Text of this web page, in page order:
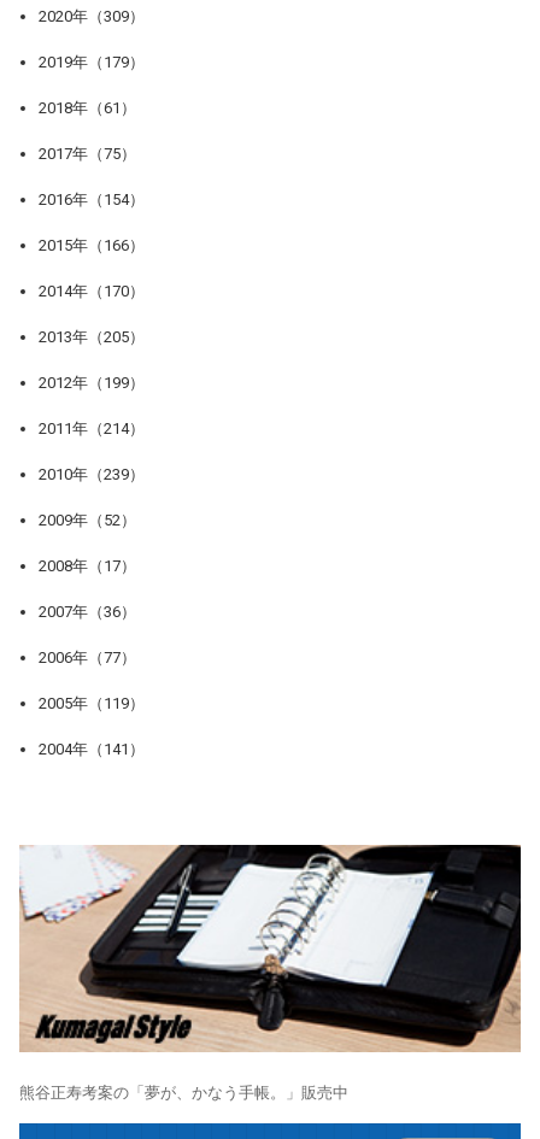
2020年（309）
2019年（179）
2018年（61）
2017年（75）
2016年（154）
2015年（166）
2014年（170）
2013年（205）
2012年（199）
2011年（214）
2010年（239）
2009年（52）
2008年（17）
2007年（36）
2006年（77）
2005年（119）
2004年（141）
熊谷正寿考案の「夢が、かなう手帳。」販売中